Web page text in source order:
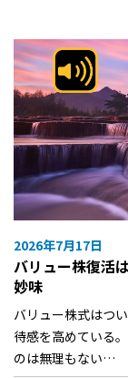
2026年7月17日
バリュー株復活
妙味
バリュー株式はつ
待感を高めている
のは無理もない…